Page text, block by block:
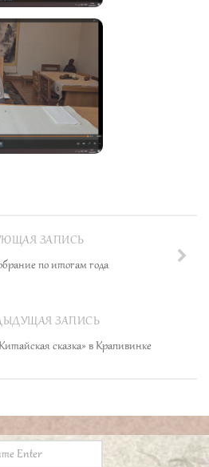
ЗАПИСЬ
по итогам года
ЗАПИСЬ
сказка» в Крапивинке
сердечную
профессору
Вэньчану и всему коллективу
за предоставление
Строшков Валерий
бы отметить высокую
учителя, богатый